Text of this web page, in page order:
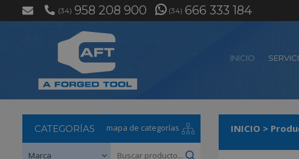
(34) 958 208 900 (34) 666 333 184
INICIO
INICIO >
CATEGORÍAS mapa de categorías